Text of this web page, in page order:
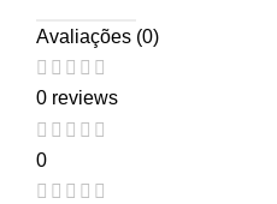
Avaliações (0)
0 reviews
0